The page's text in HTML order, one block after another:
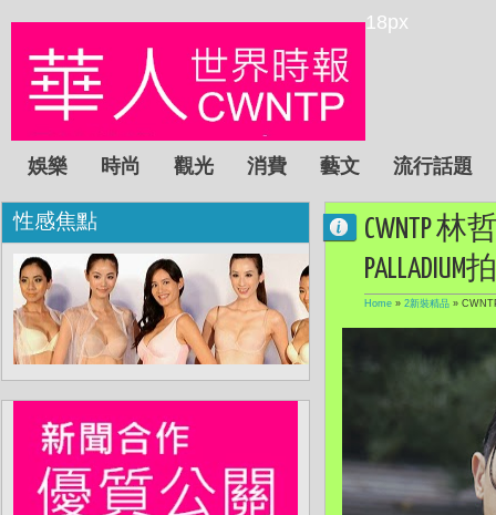
18px
娛樂 時尚 觀光 消費 藝文 流行話題
CWNTP
Home » 2新裝精品 »
性感焦點